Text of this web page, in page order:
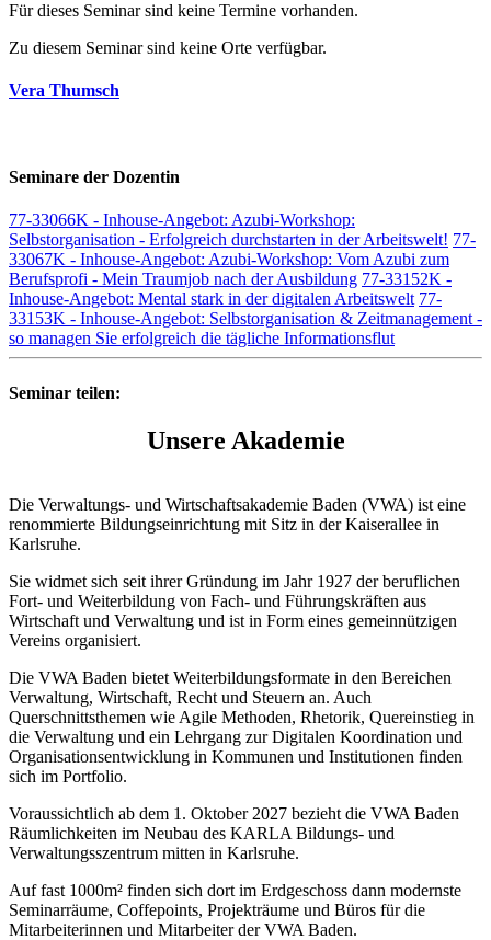
Für dieses Seminar sind keine Termine vorhanden.
Zu diesem Seminar sind keine Orte verfügbar.
Vera Thumsch
Seminare der Dozentin
77-33066K - Inhouse-Angebot: Azubi-Workshop:
Selbstorganisation - Erfolgreich durchstarten in der Arbeitswelt! 77-
33067K - Inhouse-Angebot: Azubi-Workshop: Vom Azubi zum
Berufsprofi - Mein Traumjob nach der Ausbildung 77-33152K -
Inhouse-Angebot: Mental stark in der digitalen Arbeitswelt 77-
33153K - Inhouse-Angebot: Selbstorganisation & Zeitmanagement -
so managen Sie erfolgreich die tägliche Informationsflut
Seminar teilen:
Unsere Akademie
Die Verwaltungs- und Wirtschaftsakademie Baden (VWA) ist eine
renommierte Bildungseinrichtung mit Sitz in der Kaiserallee in
Karlsruhe.
Sie widmet sich seit ihrer Gründung im Jahr 1927 der beruflichen
Fort- und Weiterbildung von Fach- und Führungskräften aus
Wirtschaft und Verwaltung und ist in Form eines gemeinnützigen
Vereins organisiert.
Die VWA Baden bietet Weiterbildungsformate in den Bereichen
Verwaltung, Wirtschaft, Recht und Steuern an. Auch
Querschnittsthemen wie Agile Methoden, Rhetorik, Quereinstieg in
die Verwaltung und ein Lehrgang zur Digitalen Koordination und
Organisationsentwicklung in Kommunen und Institutionen finden
sich im Portfolio.
Voraussichtlich ab dem 1. Oktober 2027 bezieht die VWA Baden
Räumlichkeiten im Neubau des KARLA Bildungs- und
Verwaltungsszentrum mitten in Karlsruhe.
Auf fast 1000m² finden sich dort im Erdgeschoss dann modernste
Seminarräume, Coffepoints, Projekträume und Büros für die
Mitarbeiterinnen und Mitarbeiter der VWA Baden.